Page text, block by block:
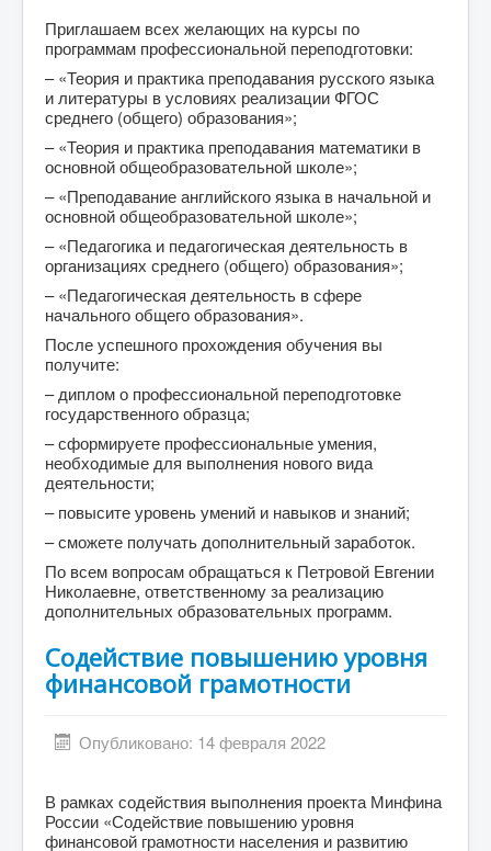
Приглашаем всех желающих на курсы по
программам профессиональной переподготовки:
– «Теория и практика преподавания русского языка
и литературы в условиях реализации ФГОС
среднего (общего) образования»;
– «Теория и практика преподавания математики в
основной общеобразовательной школе»;
– «Преподавание английского языка в начальной и
основной общеобразовательной школе»;
– «Педагогика и педагогическая деятельность в
организациях среднего (общего) образования»;
– «Педагогическая деятельность в сфере
начального общего образования».
После успешного прохождения обучения вы
получите:
– диплом о профессиональной переподготовке
государственного образца;
– сформируете профессиональные умения,
необходимые для выполнения нового вида
деятельности;
– повысите уровень умений и навыков и знаний;
– сможете получать дополнительный заработок.
По всем вопросам обращаться к Петровой Евгении
Николаевне, ответственному за реализацию
дополнительных образовательных программ.
Содействие повышению уровня
финансовой грамотности
Опубликовано: 14 февраля 2022
В рамках содействия выполнения проекта Минфина
России «Содействие повышению уровня
финансовой грамотности населения и развитию